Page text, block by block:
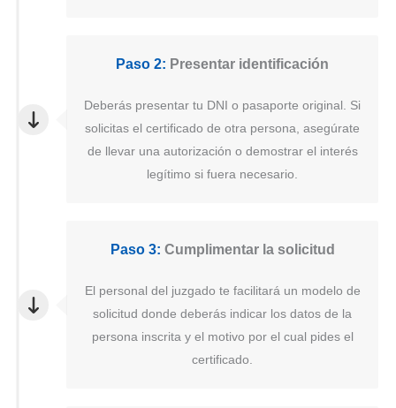
Paso 2: Presentar identificación
Deberás presentar tu DNI o pasaporte original. Si
solicitas el certificado de otra persona, asegúrate
de llevar una autorización o demostrar el interés
legítimo si fuera necesario.
Paso 3: Cumplimentar la solicitud
El personal del juzgado te facilitará un modelo de
solicitud donde deberás indicar los datos de la
persona inscrita y el motivo por el cual pides el
certificado.